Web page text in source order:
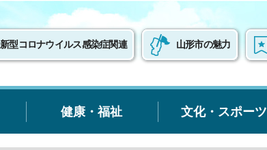
新型コロナウイルス感染症関連 山形市の魅力
健康・福祉 文化・スポーツ